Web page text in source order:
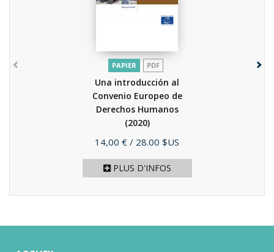
PAPIER PDF
Una introducción al
Convenio Europeo de
Derechos Humanos
(2020)
Prix
14,00 € / 28.00 $US
PLUS D'INFOS